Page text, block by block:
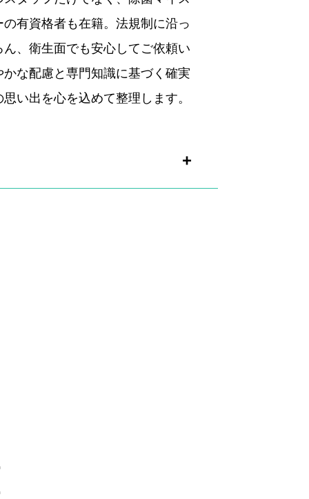
有資格者も在籍。法規制に沿っ
、衛生面でも安心してご依頼い
な配慮と専門知識に基づく確実
い出を心を込めて整理します。